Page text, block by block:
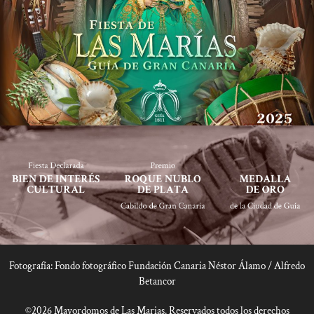
Fotografía: Fondo fotográfico Fundación Canaria Néstor Álamo / Alfredo
Betancor
©2026 Mayordomos de Las Marias. Reservados todos los derechos